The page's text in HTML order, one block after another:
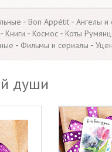
- Bon Appétit - Ангелы
- Книги - Космос - Коты
- Фильмы и сериалы -
души